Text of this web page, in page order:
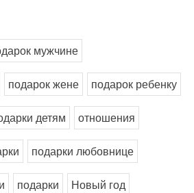
мужчине
подарок жене подарок ребенку
детям отношения
подарки любовнице
подарки Новый год